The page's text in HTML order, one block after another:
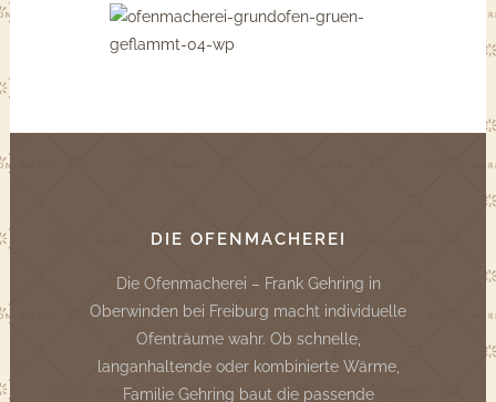
DIE OFENMACHEREI
Die Ofenmacherei – Frank Gehring in
Oberwinden bei Freiburg macht individuelle
Ofenträume wahr. Ob schnelle,
langanhaltende oder kombinierte Wärme,
Familie Gehring baut die passende